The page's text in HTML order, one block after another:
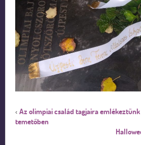
‹ Az olimpiai család tagjaira
temetőben